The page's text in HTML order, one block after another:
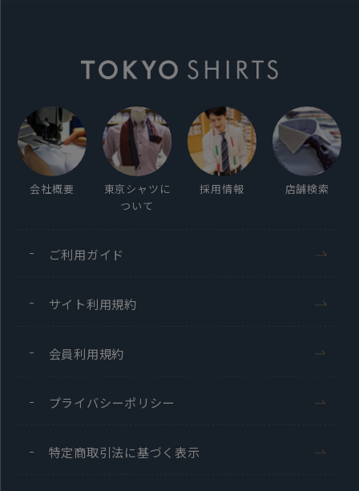
会社概要
東京シャツに
ついて
採用情報 店舗検索
ご利用ガイド
サイト利用規約
会員利用規約
プライバシーポリシー
特定商取引法に基づく表示